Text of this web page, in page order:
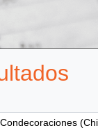
Remove filter:
Condecoraciones